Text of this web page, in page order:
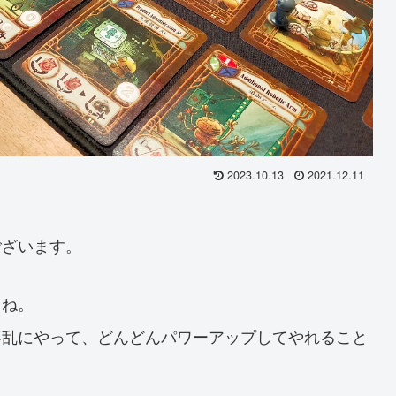
2023.10.13 2021.12.11
います。
。
にやって、どんどんパワーアップしてやれること